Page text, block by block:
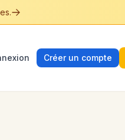
Créer un compte